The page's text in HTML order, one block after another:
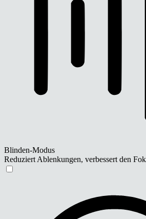
Blinden-Modus
Reduziert Ablenkungen, verbessert den